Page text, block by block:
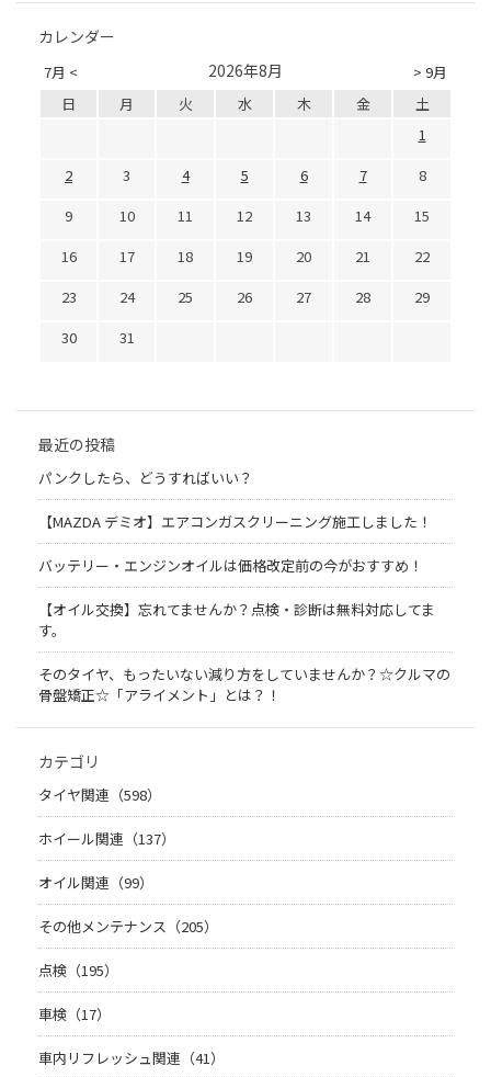
カレンダー
7月 < > 9月
2026年8月
日 月 火 水 木 金
土
1
2
3 4 5 6 7
8
9
10 11 12 13 14
15
16
17 18 19 20 21
22
23
24 25 26 27 28
29
30
31
最近の投稿
パンクしたら、どうすればいい？
【MAZDA デミオ】エアコンガスクリーニング施工しました！
バッテリー・エンジンオイルは価格改定前の今がおすすめ！
【オイル交換】忘れてませんか？点検・診断は無料対応してま
す。
そのタイヤ、もったいない減り方をしていませんか？☆クルマの
骨盤矯正☆「アライメント」とは？！
カテゴリ
タイヤ関連（598）
ホイール関連（137）
オイル関連（99）
その他メンテナンス（205）
点検（195）
車検（17）
車内リフレッシュ関連（41）